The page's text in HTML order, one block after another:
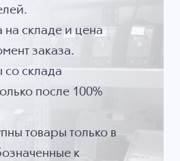
на складе и цена
заказа.
со склада
после 100%
товары только в
к